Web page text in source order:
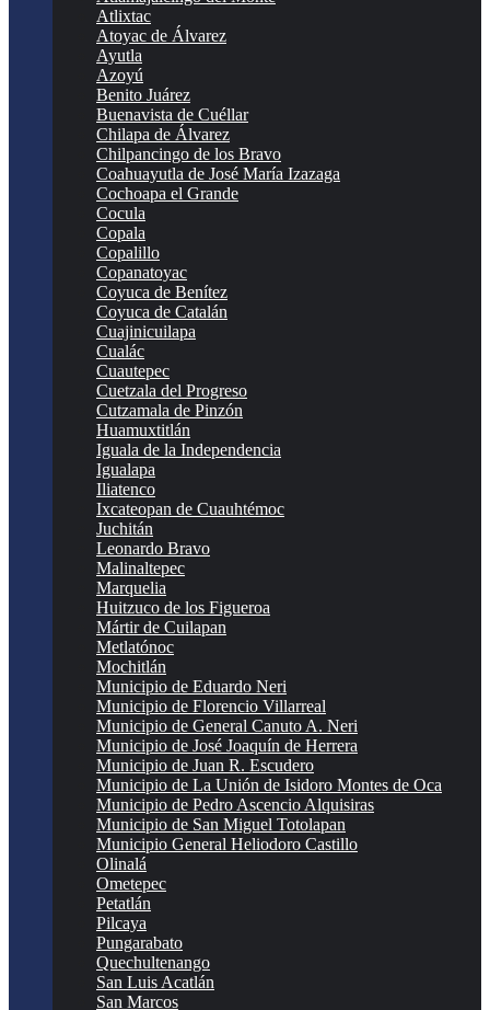
Atlixtac
Atoyac de Álvarez
Ayutla
Azoyú
Benito Juárez
Buenavista de Cuéllar
Chilapa de Álvarez
Chilpancingo de los Bravo
Coahuayutla de José María Izazaga
Cochoapa el Grande
Cocula
Copala
Copalillo
Copanatoyac
Coyuca de Benítez
Coyuca de Catalán
Cuajinicuilapa
Cualác
Cuautepec
Cuetzala del Progreso
Cutzamala de Pinzón
Huamuxtitlán
Iguala de la Independencia
Igualapa
Iliatenco
Ixcateopan de Cuauhtémoc
Juchitán
Leonardo Bravo
Malinaltepec
Marquelia
Huitzuco de los Figueroa
Mártir de Cuilapan
Metlatónoc
Mochitlán
Municipio de Eduardo Neri
Municipio de Florencio Villarreal
Municipio de General Canuto A. Neri
Municipio de José Joaquín de Herrera
Municipio de Juan R. Escudero
Municipio de La Unión de Isidoro Montes de Oca
Municipio de Pedro Ascencio Alquisiras
Municipio de San Miguel Totolapan
Municipio General Heliodoro Castillo
Olinalá
Ometepec
Petatlán
Pilcaya
Pungarabato
Quechultenango
San Luis Acatlán
San Marcos